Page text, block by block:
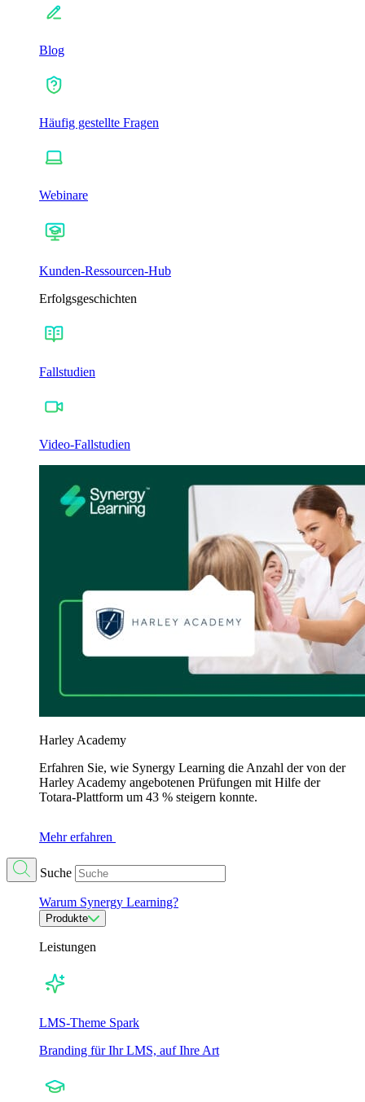
Blog
Häufig gestellte Fragen
Webinare
Kunden-Ressourcen-Hub
Erfolgsgeschichten
Fallstudien
Video-Fallstudien
Harley Academy
Erfahren Sie, wie Synergy Learning die Anzahl der von der
Harley Academy angebotenen Prüfungen mit Hilfe der
Totara-Plattform um 43 % steigern konnte.
Mehr erfahren
Suche
Warum Synergy Learning?
Produkte
Leistungen
LMS-Theme Spark
Branding für Ihr LMS, auf Ihre Art